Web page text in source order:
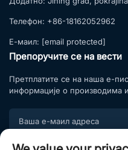
Телефон: +86-18162052962
Е-маил: [email protected]
Препоручите се на вести
Претплатите се на наша е-
информације о производима